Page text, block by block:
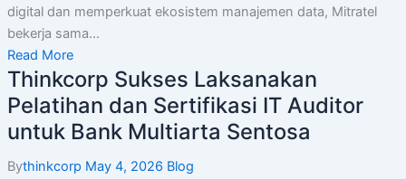
digital dan memperkuat ekosistem manajemen data, Mitratel
bekerja sama...
Read More
Thinkcorp Sukses Laksanakan
Pelatihan dan Sertifikasi IT Auditor
untuk Bank Multiarta Sentosa
Bythinkcorp May 4, 2026 Blog